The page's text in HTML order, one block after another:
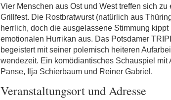
Vier Menschen aus Ost und West treffen sich zu
Grillfest. Die Rostbratwurst (natürlich aus
herrlich, doch die ausgelassene Stimmung kippt
emotionalen Hurrikan aus. Das Potsdamer
begeistert mit seiner polemisch heiteren
wendezeit. Ein komödiantisches Schauspiel mit
Panse, Ilja Schierbaum und Reiner Gabriel.
Veranstaltungsort und Adresse